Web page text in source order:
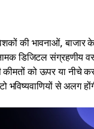
भावनाओं, बाजार के
डिजिटल संग्रहणीय
कीमतों को ऊपर या
भविष्यवाणियों से अलग